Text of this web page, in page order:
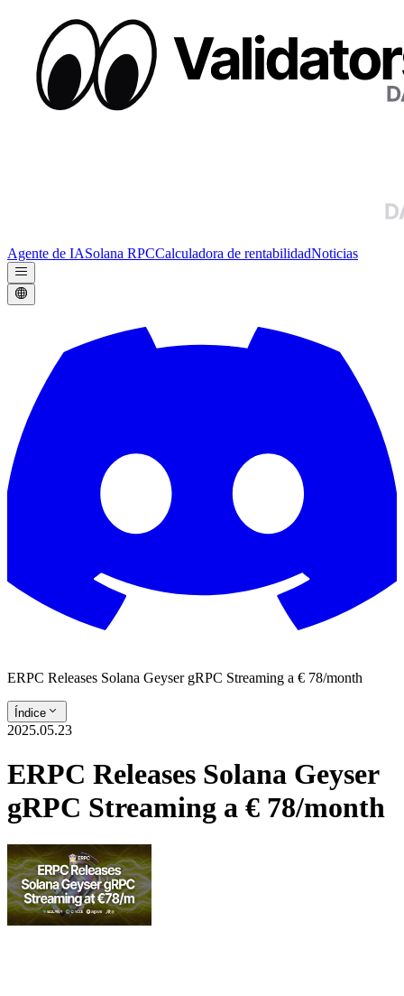
Agente de IASolana RPCCalculadora de rentabilidadNoticias
ERPC Releases Solana Geyser gRPC Streaming a € 78/month
Índice
2025.05.23
ERPC Releases Solana Geyser
gRPC Streaming a € 78/month